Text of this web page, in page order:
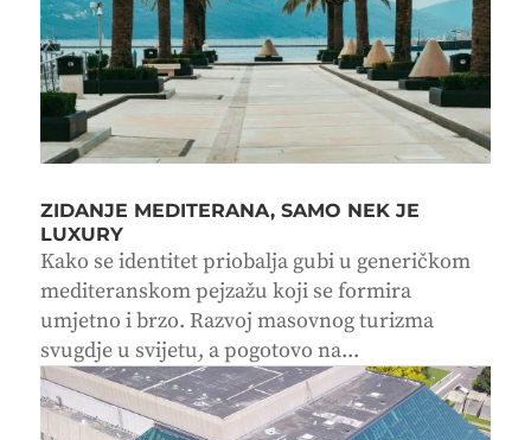
ZIDANJE MEDITERANA, SAMO NEK JE
LUXURY
Kako se identitet priobalja gubi u generičkom
mediteranskom pejzažu koji se formira
umjetno i brzo. Razvoj masovnog turizma
svugdje u svijetu, a pogotovo na...